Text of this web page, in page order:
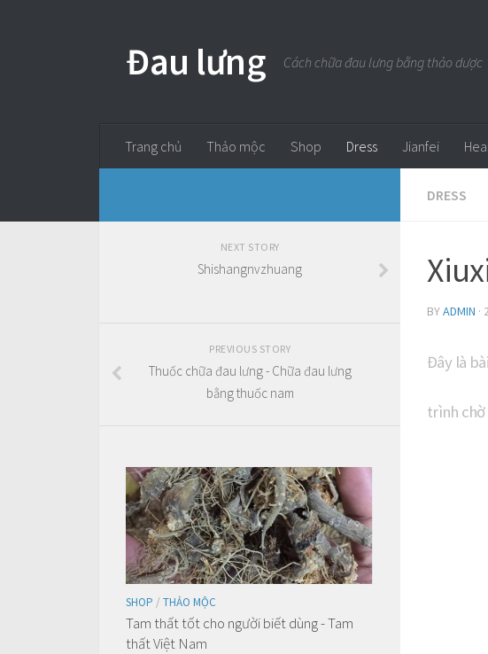
Đau lưng Cách chữa đau lưng bằng thảo dược
Trang chủ Thảo mộc Shop Dress Jianfei
DRESS
BYADMIN ·
Đây là
trình chờ
NEXT STORY
Shishangnvzhuang
PREVIOUS STORY
Thuốc chữa đau lưng - Chữa đau lưng
bằng thuốc nam
SHOP / THẢO MỘC
Tam thất tốt cho người biết dùng - Tam
thất Việt Nam